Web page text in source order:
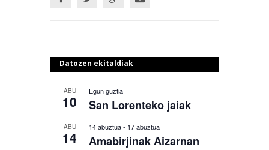
Datozen ekitaldiak
ABU
10
Egun guztia
San Lorenteko jaiak
ABU
14
14 abuztua- 17 abuztua
Amabirjinak Aizarnan